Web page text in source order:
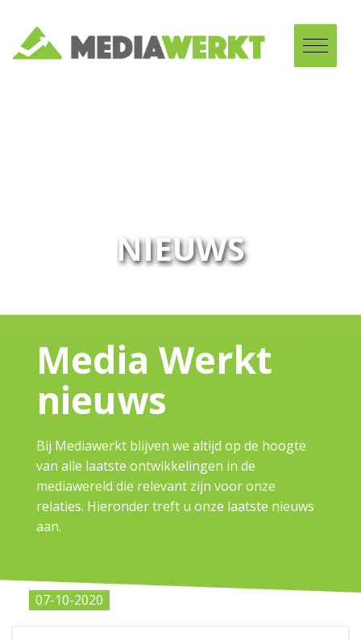
NIEUWS
Media Werkt
nieuws
Bij Mediawerkt blijven we altijd op de hoogte
van alle laatste ontwikkelingen in de
mediawereld die relevant zijn voor onze
relaties. Hieronder treft u onze laatste nieuws
aan.
07-10-2020